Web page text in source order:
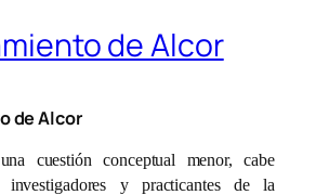
de Alcor
de Alcor
cuestión conceptual menor, cabe
y practicantes de la